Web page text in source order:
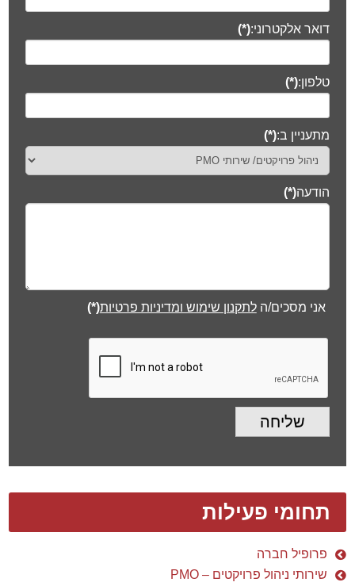
דואר אלקטרוני:(*)
טלפון:(*)
מתעניין ב:(*)
הודעה(*)
אני מסכים/הלתקנון שימוש ומדיניות פרטיות(*)
שליחה
תחומי פעילות
פרופיל חברה
שירותי ניהול פרויקטים – PMO